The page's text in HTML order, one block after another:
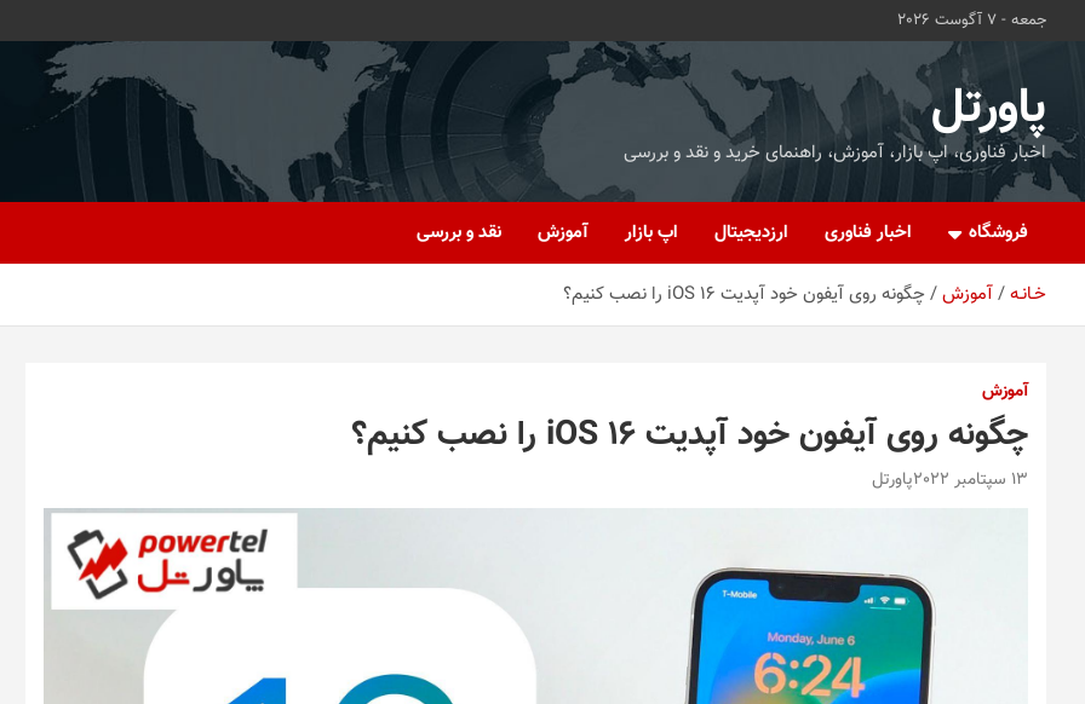
جمعه - 7 آگوست 2026
پاورتل
اخبار فناوری، اپ بازار، آموزش، راهنمای خرید و نقد و بررسی
فروشگاه اخبار فناوری ارزدیجیتال اپ بازار آموزش نقد و بررسی
خـانـه آموزش چگونه روی آیفون خود آپدیت iOS 16 را نصب کنیم؟
آموزش
چگونه روی آیفون خود آپدیت iOS 16 را نصب کنیم؟
13 سپتامبر 2022 پاورتل